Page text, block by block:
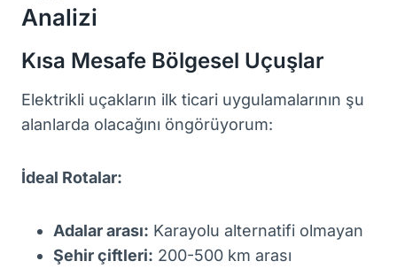
Analizi
Kısa Mesafe Bölgesel Uçuşlar
Elektrikli uçakların ilk ticari uygulamalarının şu
alanlarda olacağını öngörüyorum:
İdeal Rotalar:
Adalar arası: Karayolu alternatifi olmayan
Şehir çiftleri: 200-500 km arası